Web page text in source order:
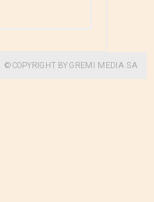
© COPYRIGHT BY GREMI MEDIA SA